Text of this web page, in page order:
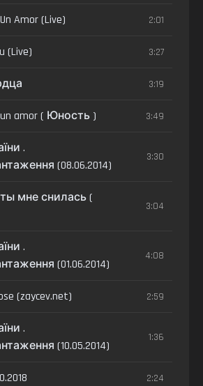
Amor (Live) 2:01
(Live) 3:27
3:19
un amor ( Юность ) 3:49
.
(08.06.2014)
3:30
мне снилась (
3:04
.
(01.06.2014)
4:08
(zaycev.net) 2:59
.
(10.05.2014)
1:36
2:24